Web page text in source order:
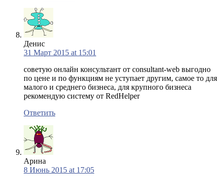
Денис
31 Март 2015 at 15:01
советую онлайн консультант от consultant-web выгодно
по цене и по функциям не уступает другим, самое то для
малого и среднего бизнеса, для крупного бизнеса
рекомендую систему от RedHelper
Ответить
Арина
8 Июнь 2015 at 17:05